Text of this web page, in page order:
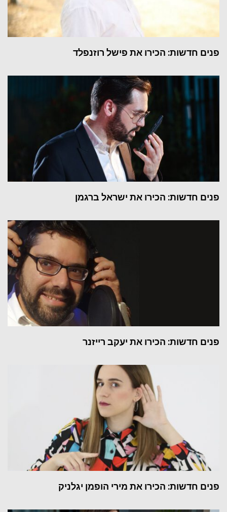
פנים חדשות: הכירו את פישל רוזנפלד
פנים חדשות: הכירו את ישראל ברגמן
פנים חדשות: הכירו את יעקב רייזנר
פנים חדשות: הכירו את מירי הופמן יגלניק